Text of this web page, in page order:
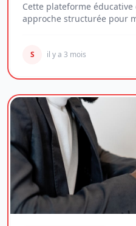
Cette plateforme
approche structurée pour
S il y a 3 mois